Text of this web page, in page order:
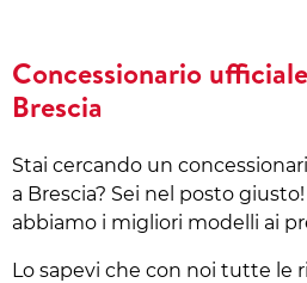
Concessionario
Brescia
Stai cercando un
a Brescia? Sei nel posto
abbiamo i migliori modelli ai
Lo sapevi che con noi tutte le